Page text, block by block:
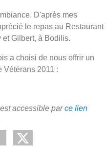
D'après mes
le repas au Restaurant
Gilbert, à Bodilis.
a choisi de nous offrir un
Vétérans 2011 :
accessible parce lien